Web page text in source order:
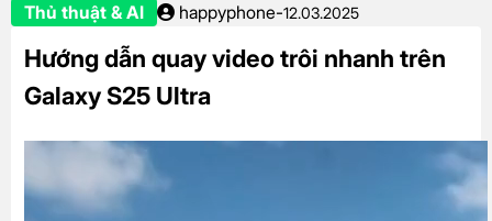
Thủ thuật & AI happyphone-12.03.2025
Hướng dẫn quay video trôi nhanh trên
Galaxy S25 Ultra